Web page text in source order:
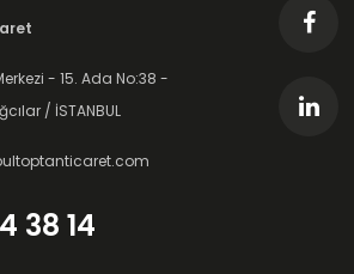
- 15. Ada No:38 -
/ İSTANBUL
38 14